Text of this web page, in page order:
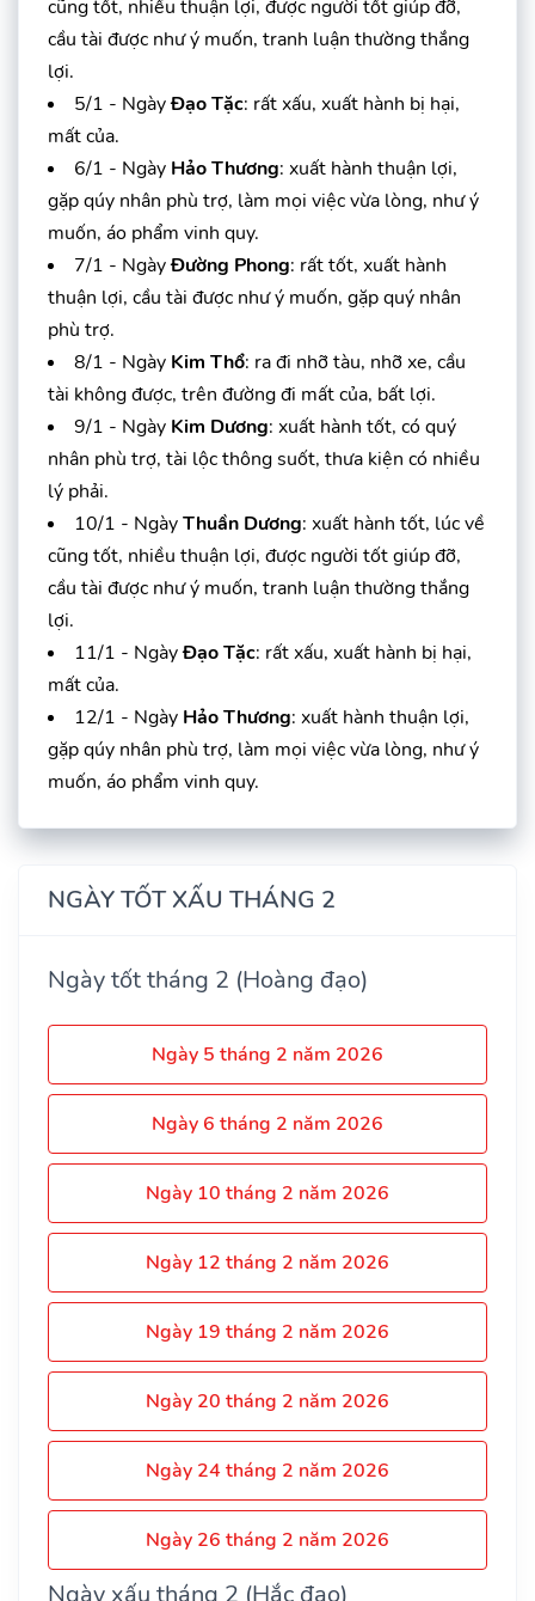
cũng tốt, nhiều thuận lợi, được người tốt giúp đỡ,
cầu tài được như ý muốn, tranh luận thường thắng
lợi.
5/1 - NgàyĐạo Tặc: rất xấu, xuất hành bị hại,
mất của.
6/1 - Ngày Hảo Thương: xuất hành thuận lợi,
gặp qúy nhân phù trợ, làm mọi việc vừa lòng, như ý
muốn, áo phẩm vinh quy.
7/1 - NgàyĐường Phong: rất tốt, xuất hành
thuận lợi, cầu tài được như ý muốn, gặp quý nhân
phù trợ.
8/1 - Ngày Kim Thổ: ra đi nhỡ tàu, nhỡ xe, cầu
tài không được, trên đường đi mất của, bất lợi.
9/1 - Ngày Kim Dương: xuất hành tốt, có quý
nhân phù trợ, tài lộc thông suốt, thưa kiện có nhiều
lý phải.
10/1 - NgàyThuần Dương: xuất hành tốt, lúc về
cũng tốt, nhiều thuận lợi, được người tốt giúp đỡ,
cầu tài được như ý muốn, tranh luận thường thắng
lợi.
11/1 - NgàyĐạo Tặc: rất xấu, xuất hành bị hại,
mất của.
12/1 - Ngày Hảo Thương: xuất hành thuận lợi,
gặp qúy nhân phù trợ, làm mọi việc vừa lòng, như ý
muốn, áo phẩm vinh quy.
NGÀY TỐT XẤU THÁNG 2
Ngày tốt tháng 2 (Hoàng đạo)
Ngày 5 tháng 2 năm 2026
Ngày 6 tháng 2 năm 2026
Ngày 10 tháng 2 năm 2026
Ngày 12 tháng 2 năm 2026
Ngày 19 tháng 2 năm 2026
Ngày 20 tháng 2 năm 2026
Ngày 24 tháng 2 năm 2026
Ngày 26 tháng 2 năm 2026
Ngày xấu tháng 2 (Hắc đạo)